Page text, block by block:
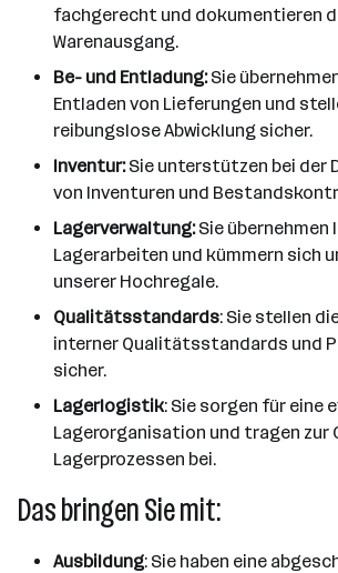
fachgerecht und dokumentieren
Warenausgang.
Be- und Entladung:Sie
Entladen von Lieferungen und
reibungslose Abwicklung sicher.
Inventur:Sie unterstützen bei der
von Inventuren und
Lagerverwaltung:Sie übernehmen
Lagerarbeiten und kümmern sich
unserer Hochregale.
Qualitätsstandards: Sie stellen
interner Qualitätsstandards und
sicher.
Lagerlogistik: Sie sorgen für eine
Lagerorganisation und tragen zur
Lagerprozessen bei.
Das bringen Sie mit:
Ausbildung: Sie haben eine